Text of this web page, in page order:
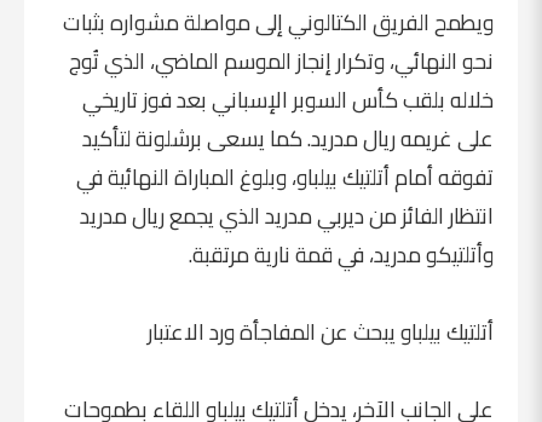
ويطمح الفريق الكتالوني إلى مواصلة مشواره بثبات
نحو النهائي، وتكرار إنجاز الموسم الماضي، الذي تُوج
خلاله بلقب كأس السوبر الإسباني بعد فوز تاريخي
على غريمه ريال مدريد. كما يسعى برشلونة لتأكيد
تفوقه أمام أتلتيك بيلباو، وبلوغ المباراة النهائية في
انتظار الفائز من ديربي مدريد الذي يجمع ريال مدريد
وأتلتيكو مدريد، في قمة نارية مرتقبة.
أتلتيك بيلباو يبحث عن المفاجأة ورد الاعتبار
على الجانب الآخر، يدخل أتلتيك بيلباو اللقاء بطموحات